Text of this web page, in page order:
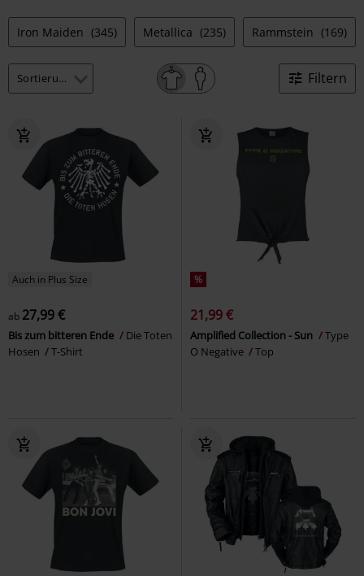
Iron Maiden (345) Metallica (235) Rammstein (169)
Filtern
Auch in Plus Size
ab 27,99 €
Bis zum bitteren Ende
Die Toten
Hosen
T-Shirt
%
21,99 €
Amplified Collection - Sun
Type
O Negative
Top